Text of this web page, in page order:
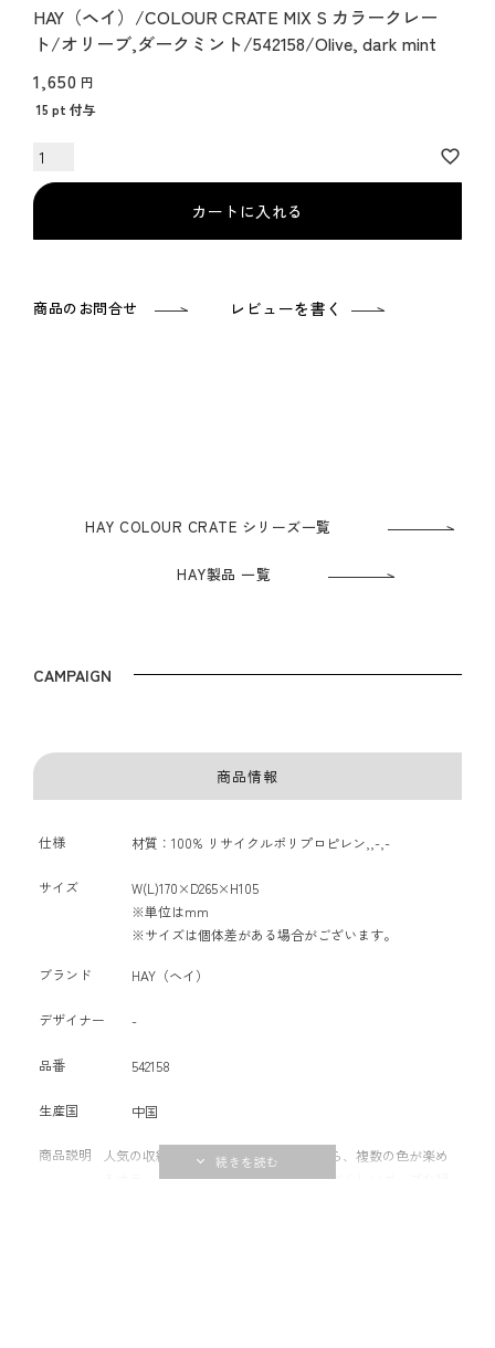
HAY（ヘイ）/COLOUR CRATE MIX S カラークレー
ト/オリーブ,ダークミント/542158/Olive, dark mint
1,650
15 pt 付与
カートに入れる
商品のお問合せ レビューを書く
HAY COLOUR CRATE シリーズ一覧
HAY製品 一覧
CAMPAIGN
商品情報
仕様 材質：100% リサイクルポリプロピレン,,-,-
サイズ
W(L)170×D265×H105
※単位はmm
※サイズは個体差がある場合がございます。
ブランド HAY（ヘイ）
デザイナー -
品番 542158
生産国 中国
商品説明
人気の収納ボックスCOLOUR CRATEから、複数の色が楽め
るカラーミックスシリーズが登場。 HAYらしいポップな組